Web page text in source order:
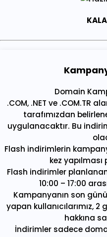
Domain
.COM, .NET ve .COM.TR
tarafımızdan
uygulanacaktır. Bu
Flash indirimlerin
kez
Flash indirimler
10:00 – 17:00
Kampanyanın son
yapan kullanıcılarımız,
hakkına
İndirimler sadece